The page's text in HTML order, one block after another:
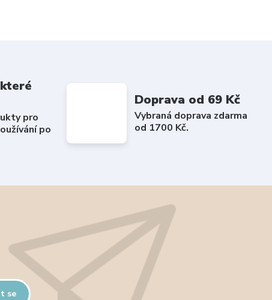
pro
po
Doprava od 69 Kč
Vybraná doprava zdarma
od 1700 Kč.
se